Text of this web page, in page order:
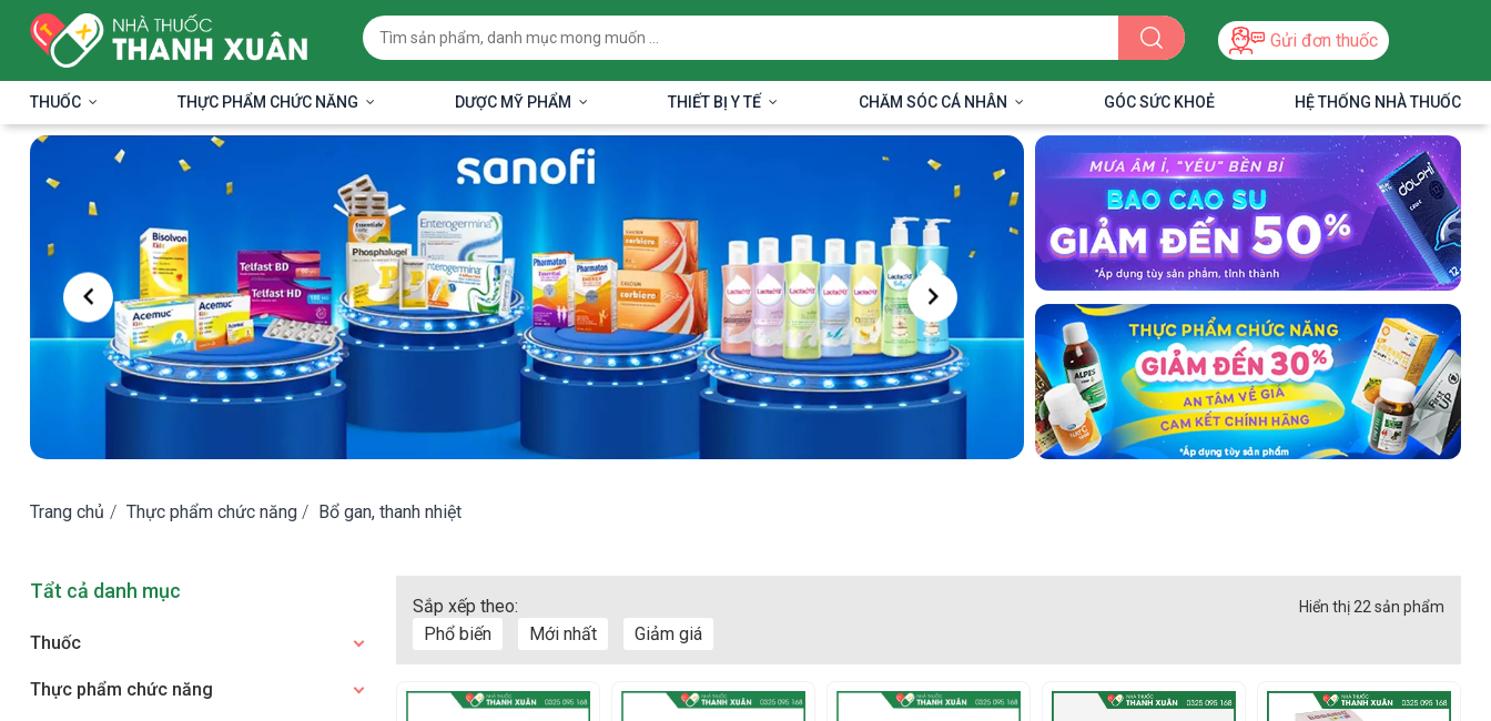
Gửi đơn thuốc
THUỐC THỰC PHẨM CHỨC NĂNG DƯỢC MỸ PHẨM THIẾT BỊ Y TẾ CHĂM SÓC CÁ NHÂN GÓC SỨC KHOẺ HỆ THỐNG NHÀ THUỐC
Trang chủ / Thực phẩm chức năng / Bổ gan, thanh nhiệt
Tẩt cả danh mục
Thuốc
Thực phẩm chức năng
Sắp xếp theo:
Phổ biến
Mới nhất Giảm giá
Hiển thị 22 sản phẩm